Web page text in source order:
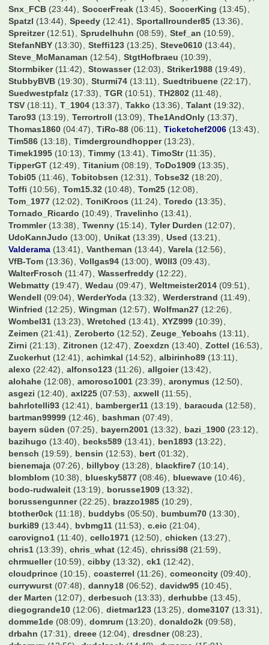
Phil93257 (13:24) PhilRay (09:08) Philipp09
Picca41(07:34) Piefke(07:52) Pierre52(13:06)
Pionier(13:44) Pivo(13:04) Pody(23:54)
Pokermon11(12:51) Prensa(19:33) Pruggel(12:08)
PtoTheWee(09:31) RC-Jonny(11:39) RM1902(13:30)
Rakete(13:41) Ratzefatz (17:57) Rausch089(12:17)
Ravensburger77(21:44) Redmen96(09:40) Rehtnap(12:55)
Rene209 (10:50) Rick(11:12) Rinnetaler(12:09)
Robben1(11:12) Robinho(22:04) Robsn67 (20:16)
Rock'n'Goal (17:56) RollingStone(22:40)
Rooney1887(13:36) Rosicky10(11:23) Rothose1887 (10:22)
Roundhopper53(03:17) S04Father(13:20)
S04Wittener(12:21) Salito0794(13:30) Sandro1204
Schastin(14:41) Schmorkönig09(13:09) Schmucki
Schneckerl(13:24) Schnitzel(13:00) Schockse(13:13)
Schroeder(13:41) Schumi88(12:07) Schwabo(13:37)
Schwenka5(11:32) Sh1v0r (13:37) Simifcb(13:44)
Simon Westwood(13:39) SimonE(12:22) Simon_089
Sindre(11:48) Sisan(12:41) Slap0r(12:09)
Snx_FCB (23:44) SoccerFreak(13:45) SoccerKing(13:45)
Spatzl(13:44) Speedy (12:41) Sportallrounder85(13:36)
Spreitzer(12:51) Sprudelhuhn (08:59) Stef_an(10:59)
StefanNBY(13:30) Steffi123(13:25) Steve0610(13:44)
Steve_McManaman (12:54) StgtHofbraeu(10:39)
Stormbiker(11:42) Stowasser (12:03) Striker1988 (19:49)
StubbyBVB(19:30) Sturmi74 (13:11) Suedtribuene (22:17)
Suedwestpfalz(17:33) TGR(10:51) TH2802(11:48)
TSV(18:11) T_1904(13:37) Takko(13:36) Talant(19:32)
Taro93(13:19) Terrortroll(13:09) The1AndOnly(13:37)
Thomas1860 (04:47) TiRo-88(06:11) Ticketchef2006(13:43)
Tim586(13:18) Timdergroundhopper(13:23)
Timek1995(10:13) Timmy(13:41) TimoStr(11:35)
TipperGT(12:49) Titanium(08:19) ToDo1909(13:35)
Tobi05 (11:46) Tobitobsen(12:31) Tobse32(18:20)
Toffi(10:56) Tom15.32(10:48) Tom25(12:08)
Tom_1977(12:02) ToniKroos(11:24) Toredo
Tornado_Ricardo (10:49) Travelinho(13:41)
Trommler (13:38) Twenny(15:14) Tyler Durden(12:07)
UdoKannJudo(13:00) Unikat(13:39) Used(13:21)
Valderama (13:41) Vantheman(13:44) Varela(12:56)
VfB-Tom(13:36) Vollgas94(13:00) W0ll3(09:43)
WalterFrosch(11:47) Wasserfreddy(12:22)
Webmatty(19:47) Wedau(09:47) Weltmeister2014
Wendell(09:04) WerderYoda (13:32) Werderstrand(11:49)
Winfried(12:25) Wingman(12:57) Wolfman27(12:26)
Wombel31(13:23) Wretched(13:41) XYZ999(10:39)
Zeimen(21:41) Zeroberto (12:52) Zeuge_Yeboahs(13:11)
Zirni(21:13) Zitronen(12:47) Zoexdzn(13:40)
Zuckerhut(12:41) achimkal(14:52) albirinho89(13:11)
alexo(22:42) alfonso123(11:26) allgoier(13:42)
alohahe(12:08) amoroso1001 (23:39) aronymus (12:50)
asgezi(12:40) axl225(07:53) axwell(11:55)
bahrlotelli93(12:41) bamberger11(13:19) baracuda(12:58)
bartman99999(12:46) bashman(07:49)